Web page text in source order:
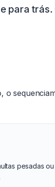
para trás.
o
pesadas ou